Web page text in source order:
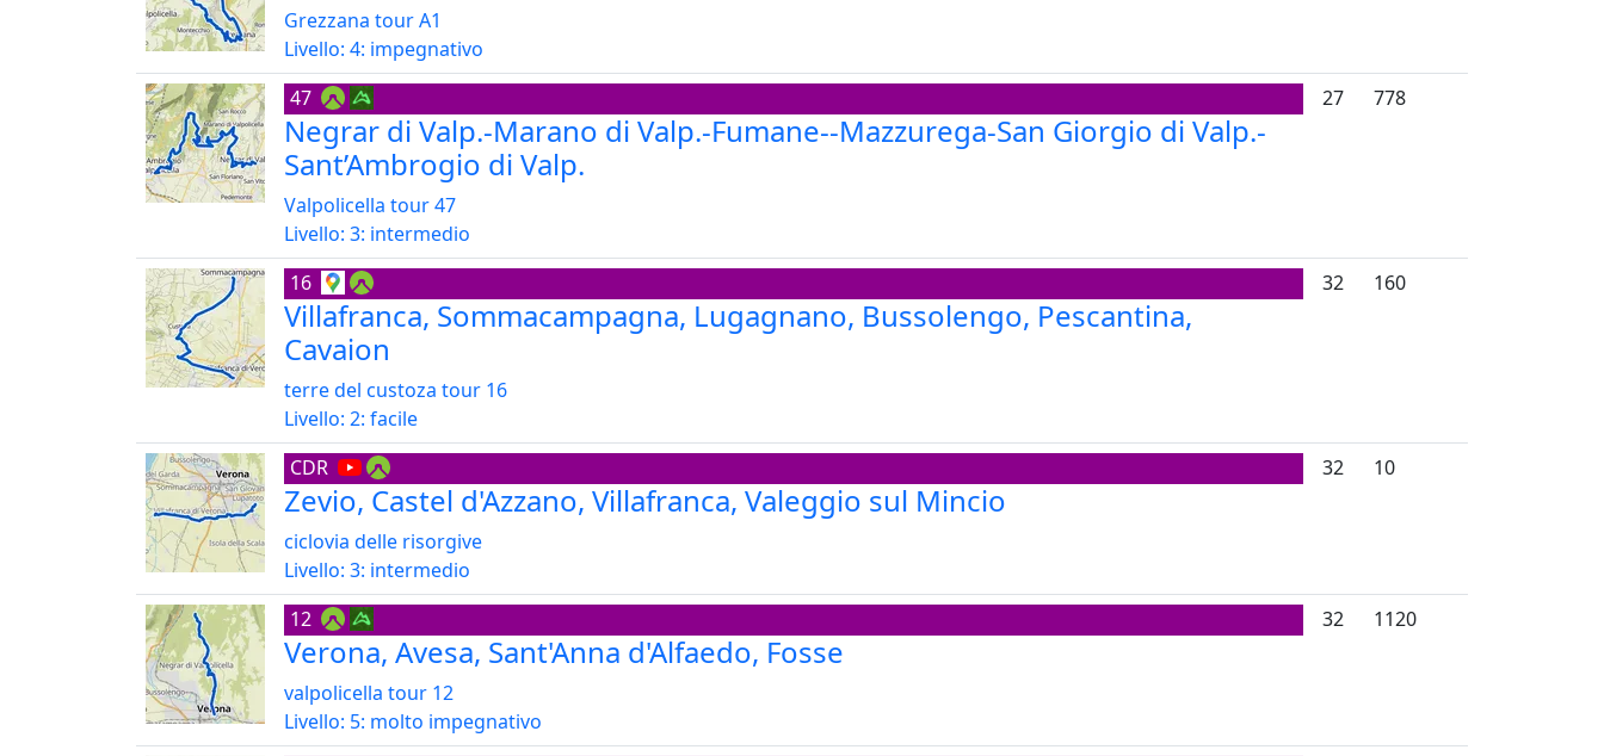
Grezzana tour A1
Livello: 4: impegnativo
47
Negrar di Valp.-Marano di Valp.-Fumane--Mazzurega-San Giorgio di Valp.-
Sant’Ambrogio di Valp.
Valpolicella tour 47
Livello: 3: intermedio
27 778
16
Villafranca, Sommacampagna, Lugagnano, Bussolengo, Pescantina,
Cavaion
terre del custoza tour 16
Livello: 2: facile
32 160
CDR
Zevio, Castel d'Azzano, Villafranca, Valeggio sul Mincio
ciclovia delle risorgive
Livello: 3: intermedio
32 10
12
Verona, Avesa, Sant'Anna d'Alfaedo, Fosse
valpolicella tour 12
Livello: 5: molto impegnativo
32 1120